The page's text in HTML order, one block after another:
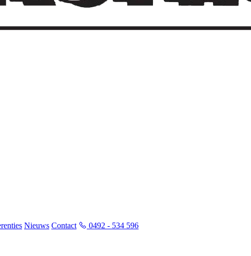
Nieuws Contact 0492 - 534 596